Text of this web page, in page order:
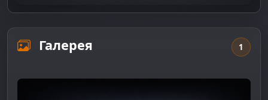
Галерея 1